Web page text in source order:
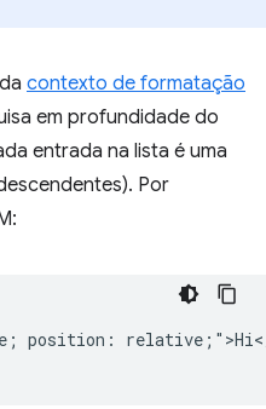
contexto de formatação
em profundidade do
entrada na lista é uma
Por
position: